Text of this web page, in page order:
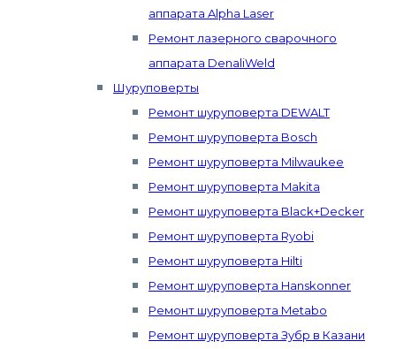
аппарата Alpha Laser
Ремонт лазерного сварочного
аппарата DenaliWeld
Шуруповерты
Ремонт шуруповерта DEWALT
Ремонт шуруповерта Bosch
Ремонт шуруповерта Milwaukee
Ремонт шуруповерта Makita
Ремонт шуруповерта Black+Decker
Ремонт шуруповерта Ryobi
Ремонт шуруповерта Hilti
Ремонт шуруповерта Hanskonner
Ремонт шуруповерта Metabo
Ремонт шуруповерта Зубр в Казани